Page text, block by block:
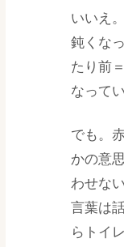
いいえ。
鈍くな
たり前
なって
でも。
かの意
わせな
言葉は
らトイ